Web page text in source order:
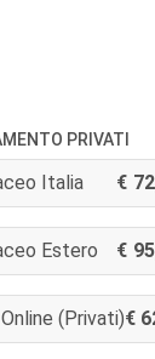
PRIVATI
Italia
AL
Estero
AL
(privati)
AL